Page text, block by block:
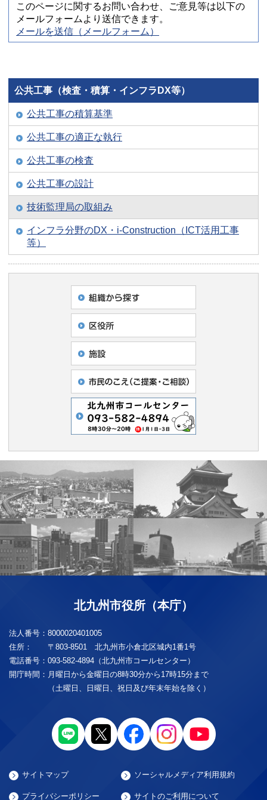
このページに関するお問い合わせ、ご意見等は以下の
メールフォームより送信できます。
メールを送信（メールフォーム）
公共工事（検査・積算・インフラDX等）
公共工事の積算基準
公共工事の適正な執行
公共工事の検査
公共工事の設計
技術監理局の取組み
インフラ分野のDX・i-Construction（ICT活用工事
等）
北九州市役所（本庁）
法人番号： 8000020401005
住所：
〒803-8501 北九州市小倉北区城内1番1号
電話番号： 093-582-4894（北九州市コールセンター）
開庁時間： 月曜日から金曜日の8時30分から17時15分まで
（土曜日、日曜日、祝日及び年末年始を除く）
サイトマップ ソーシャルメディア利用規約
プライバシーポリシー サイトのご利用について